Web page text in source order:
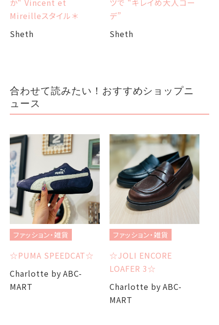
か“ Vincent et
Mireilleスタイル＊
Sheth
ツで “キレイめ大人コー
デ”
Sheth
合わせて読みたい！おすすめショップニ
ュース
ファッション・雑貨
☆PUMA SPEEDCAT☆
Charlotte by ABC-
MART
ファッション・雑貨
☆JOLI ENCORE
LOAFER 3☆
Charlotte by ABC-
MART